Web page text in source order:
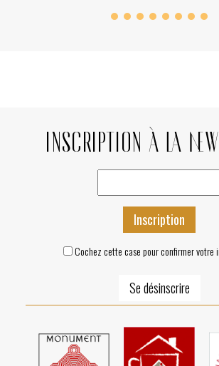
Inscription à la
Cochez cette case pour confirmer votre
Se désinscrire